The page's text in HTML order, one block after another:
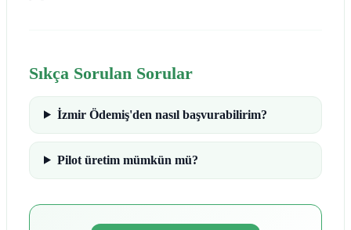
Sıkça Sorulan Sorular
İzmir Ödemiş'den nasıl başvurabilirim?
Pilot üretim mümkün mü?